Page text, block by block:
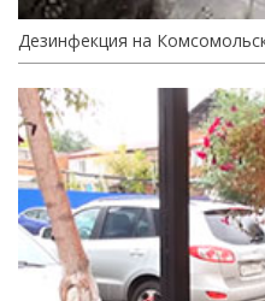
Дезинфекция на